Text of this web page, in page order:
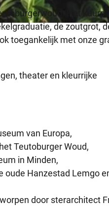
Het
de zoutgrot,
toegankelijk met onze
theater en kleurrijke
van Europa,
Teutoburger Woud,
in Minden,
oude Hanzestad Lemgo
door sterarchitect